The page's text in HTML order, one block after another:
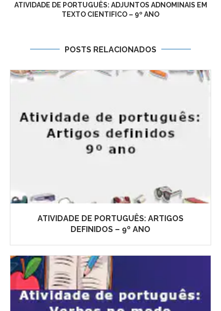
ATIVIDADE DE PORTUGUÊS: ADJUNTOS ADNOMINAIS EM
TEXTO CIENTIFICO – 9º ANO
POSTS RELACIONADOS
ATIVIDADE DE PORTUGUÊS: ARTIGOS
DEFINIDOS – 9º ANO